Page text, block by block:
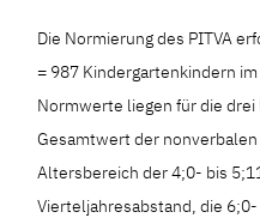
Die Normierung des PITVA
= 987 Kindergartenkindern
Normwerte liegen für die
Gesamtwert der
Altersbereich der 4;0- bis
Vierteljahresabstand, die